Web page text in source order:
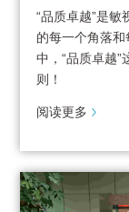
“品质卓越”是
的每一个角落
中，“品质卓越
则！
阅读更多